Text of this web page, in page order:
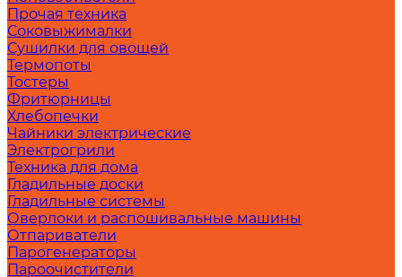
Прочая техника
Соковыжималки
Сушилки для овощей
Термопоты
Тостеры
Фритюрницы
Хлебопечки
Чайники электрические
Электрогрили
Техника для дома
Гладильные доски
Гладильные системы
Оверлоки и распошивальные машины
Отпариватели
Парогенераторы
Пароочистители